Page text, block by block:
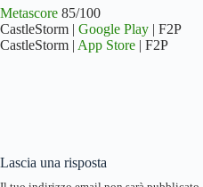
Metascore 85/100
CastleStorm | Google Play | F2P
CastleStorm | App Store | F2P
Lascia una risposta